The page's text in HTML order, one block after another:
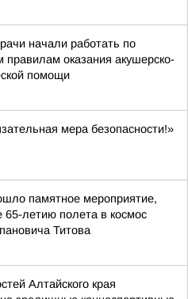
начали работать по
правилам оказания акушерско-
помощи
мера безопасности!»
памятное мероприятие,
65-летию полета в космос
Титова
Алтайского края